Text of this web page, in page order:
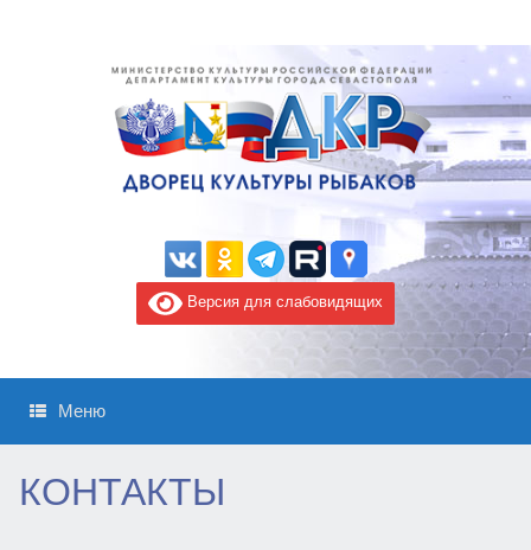
Версия для слабовидящих
Меню
КОНТАКТЫ